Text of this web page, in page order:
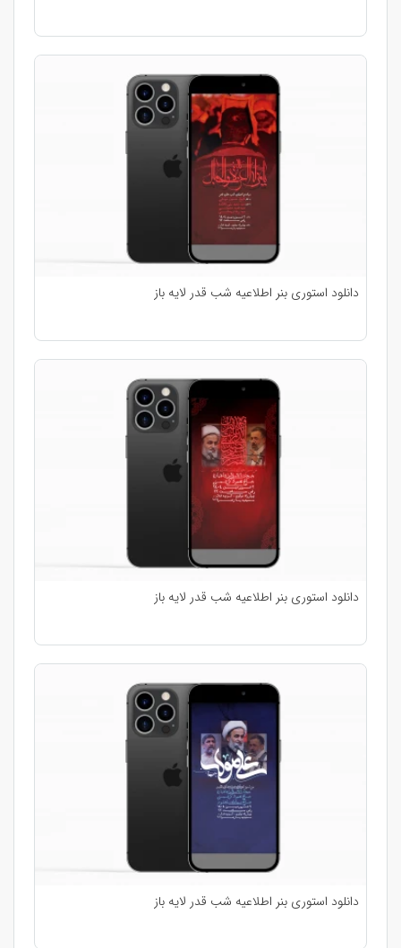
دانلود استوری بنر اطلاعیه شب قدر لایه باز
دانلود استوری بنر اطلاعیه شب قدر لایه باز
دانلود استوری بنر اطلاعیه شب قدر لایه باز